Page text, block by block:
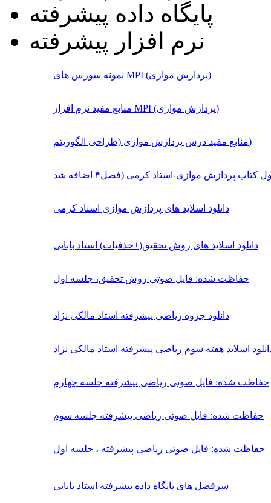
پایگاه داده پیشرفته
نرم افزار پیشرفته
نمونه سورس های MPI (پردازش موازی)
منابع مفید نرم افزار MPI (پردازش موازی)
منابع مفید درس پردازش موازی (طراحی الگوریتم)
دانلود اسلاید های پردازش موازی استاد کرمی
دانلود اسلاید های روش تحقیق(+حذفیات) استاد بابایی
حفاظت شده: فایل صوتی روش تحقیق، جلسه اول
دانلود جزوه ریاضی پیشرفته استاد مالکی نژاد
اسلاید هفته سوم ریاضی پیشرفته استاد مالکی نژاد
حفاظت شده: فایل صوتی ریاضی پیشرفته جلسه چهارم
حفاظت شده: فایل صوتی ریاضی پیشرفته جلسه سوم
حفاظت شده: فایل صوتی ریاضی پیشرفته ، جلسه اول
سرفصل های پايگاه داده پيشرفته استاد بابایی